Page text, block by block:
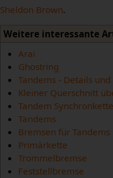
Sheldon Brown.
Weitere interessante
Arai
Ghostring
Tandems - Details und
Kleiner Querschnitt
Tandem
Tandems
Bremsen für Tandems
Primärkette
Trommelbremse
Feststellbremse